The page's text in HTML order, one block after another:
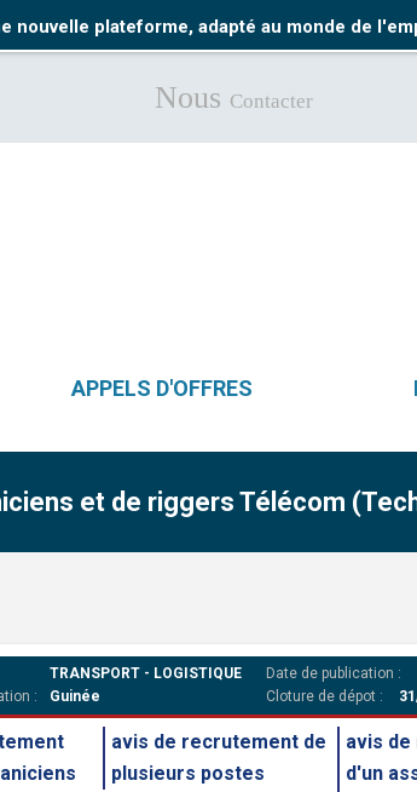
nouvelle plateforme, adapté au monde de
Nous Contacter
APPELS D'OFFRES
et de riggers Télécom
TRANSPORT - LOGISTIQUE
:
Guinée
Date de publication :
Cloture de dépot :
avis de recrutement de
plusieurs postes
avis
d'un